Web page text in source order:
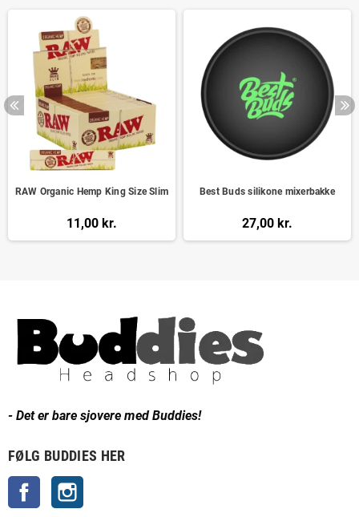
RAW Organic Hemp King Size Slim
11,00 kr.
Best Buds silikone mixerbakke
27,00 kr.
- Det er bare sjovere med Buddies!
FØLG BUDDIES HER
Facebook